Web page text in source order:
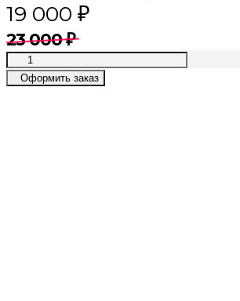
19 000 ₽
23 000₽
Оформить заказ